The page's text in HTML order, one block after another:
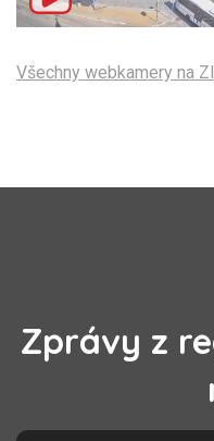
Všechny webkamery na
Zprávy z